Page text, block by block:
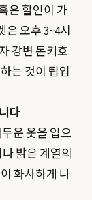
은 할인이 가
은 오후 3~4시
강변 돈키호
는 것이 팁입
다
운 옷을 입으
밝은 계열의
화사하게 나